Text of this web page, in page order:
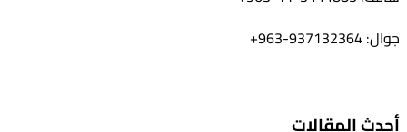
جوال: 937132364-963+
أحدث المقالات